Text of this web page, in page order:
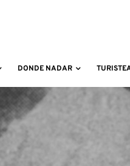
DONDE NADAR